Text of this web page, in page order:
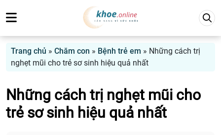
Trang chủ » Chăm con » Bệnh trẻ em » Những cách trị
nghẹt mũi cho trẻ sơ sinh hiệu quả nhất
Những cách trị nghẹt mũi cho
trẻ sơ sinh hiệu quả nhất